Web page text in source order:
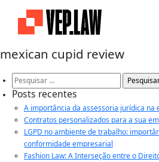
mexican cupid review
Pesquisar
por:
Posts recentes
A importância da assessoria jurídica na
Contratos personalizados para a sua
LGPD no ambiente de trabalho:
conformidade empresarial
Fashion Law: A Interseção entre o